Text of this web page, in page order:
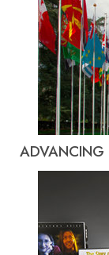
ADVANCING